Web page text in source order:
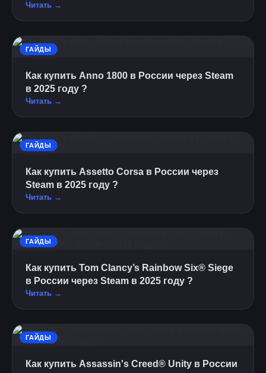
Читать →
ГАЙДЫ
Как купить Anno 1800 в России через Steam
в 2025 году ?
Читать →
ГАЙДЫ
Как купить Assetto Corsa в России через
Steam в 2025 году ?
Читать →
ГАЙДЫ
Как купить Tom Clancy’s Rainbow Six® Siege
в России через Steam в 2025 году ?
Читать →
ГАЙДЫ
Как купить Assassin's Creed® Unity в России